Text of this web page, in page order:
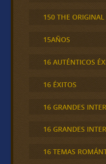
150 THE
15AÑOS
16 AUTÉNTICOS
16 ÉXITOS
16 GRANDES
16 GRANDES
16 TEMAS